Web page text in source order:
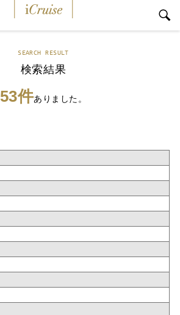
SEARCH RESULT
検索結果
53件ありました。